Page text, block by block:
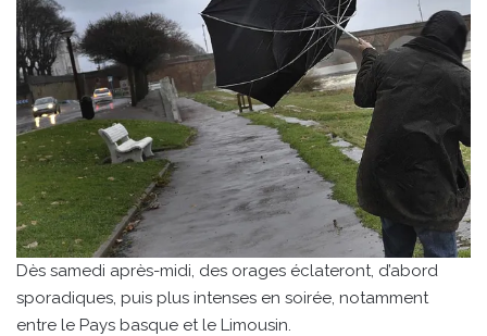
Dès samedi après-midi, des orages éclateront, d’abord
sporadiques, puis plus intenses en soirée, notamment
entre le Pays basque et le Limousin.